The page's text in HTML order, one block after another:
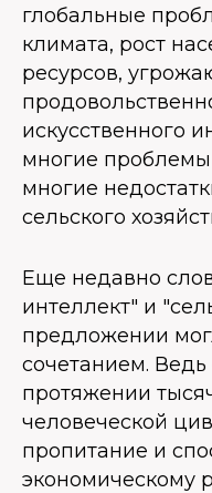
глобальные
климата, рост
ресурсов,
искусственного
многие
многие
сельского
Еще недавно
интеллект" и
предложении
сочетанием. Ведь
протяжении
человеческой
пропитание и
экономическому